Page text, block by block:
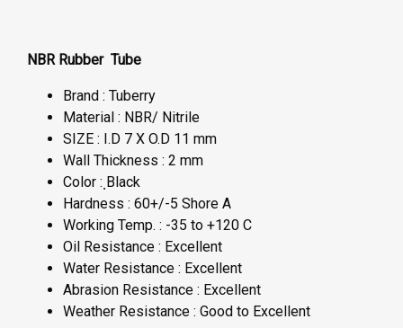
NBR Rubber Tube
Brand : Tuberry
Material : NBR/ Nitrile
SIZE : I.D 7 X O.D 11 mm
Wall Thickness : 2 mm
Color : ฺBlack
Hardness : 60+/-5 Shore A
Working Temp. : -35 to +120 C
Oil Resistance : Excellent
Water Resistance : Excellent
Abrasion Resistance : Excellent
Weather Resistance : Good to Excellent